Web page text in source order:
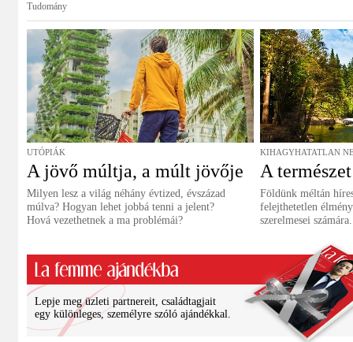
Tudomány
UTÓPIÁK
A jövő múltja, a múlt jövője
Milyen lesz a világ néhány évtized, évszázad
múlva? Hogyan lehet jobbá tenni a jelent?
Hová vezethetnek a ma problémái?
KIHAGYHATATLAN
A
Földünk méltán
felejthetetlen
szerelmesei számára.
Lepje meg üzleti partnereit, családtagjait
egy különleges, személyre szóló ajándékkal.